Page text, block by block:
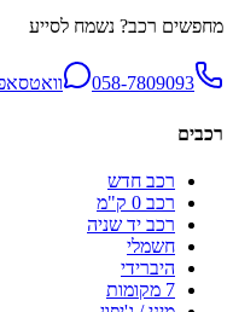
מחפשים רכב? נשמח לסייע
058-7809093
רכבים
רכב חדש
רכב 0 ק"מ
רכב יד שניה
חשמלי
היברידי
7 מקומות